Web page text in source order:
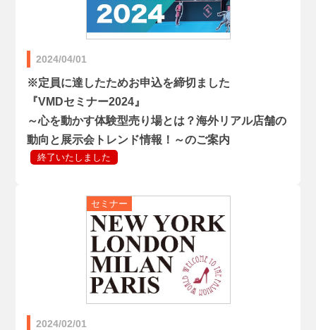
2024/04/01
※定員に達したためお申込を締切ました
『VMDセミナー2024』
～心を動かす体験型売り場とは？海外リアル店舗の
動向と展示会トレンド情報！～のご案内
2024/02/01